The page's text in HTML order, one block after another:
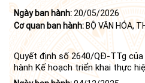
Ngày ban hành: 20/05/2026
Cơ quan ban hành: BỘ VĂN HÓA,
Quyết định số 2640/QĐ-TTg
hành Kế hoạch triển khai thực
ngày 21 tháng 6 năm 2024 của